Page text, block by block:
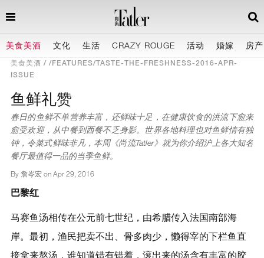
美食美酒 文化 生活 CRAZY ROUGE 活动 婚嫁 房产
美食美酒
/FEATURES/TASTE-THE-FRESHNESS-2016-APR-
ISSUE
鱼鲜礼赞
春日的鱼鲜不单营养丰富，还鲜味十足，在健康饮食的洪流下愈来
愈受欢迎，从中餐到西餐不乏身影。世界各地料理也对鱼鲜情有独
钟，令菜式鲜味非凡，本周《尚流Tatler》就为你介绍沪上各大知名
餐厅最值得一品的当季鱼鲜。
By 詹岑宏 onApr 29, 2016
巴黎红
马赛鱼汤相传在公元前七世纪，由希腊传入法国南部海
岸。最初，渔民把卖不出、骨多肉少，懒得宰的下栏鱼直
接拿来熬汤，谁知道错有错着，滚出来的汤含有丰富的胶